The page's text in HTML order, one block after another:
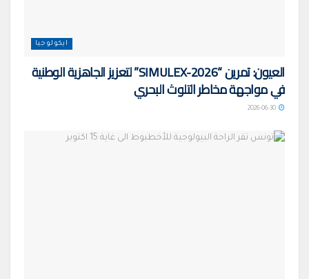
ايكولوجيا
العيون: تمرين “SIMULEX-2026” لتعزيز الجاهزية الوطنية
في مواجهة مخاطر التلوث البحري